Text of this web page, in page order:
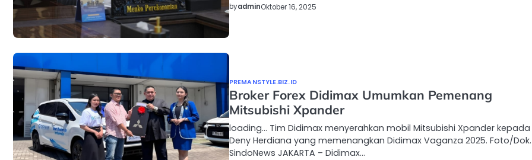
byadminOktober 16, 2025
PREMANSTYLE.BIZ.ID
Broker Forex Didimax Umumkan Pemenang
Mitsubishi Xpander
loading… Tim Didimax menyerahkan mobil Mitsubishi Xpander kepada
Deny Herdiana yang memenangkan Didimax Vaganza 2025. Foto/Dok.
SindoNews JAKARTA – Didimax…